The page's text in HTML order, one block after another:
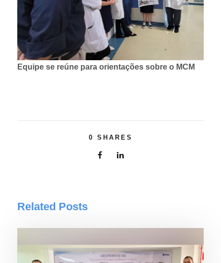
Equipe se reúne para orientações sobre o MCM
0 SHARES
Related Posts